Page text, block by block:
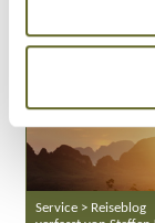
Service > Reiseblog